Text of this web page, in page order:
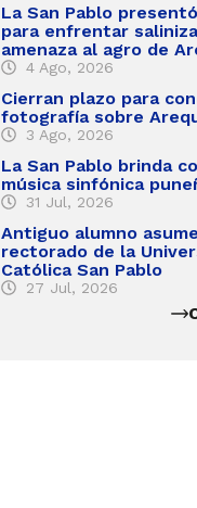
La San Pablo
para enfrentar
amenaza al agro de
4 Ago, 2026
Cierran plazo para
fotografía sobre
3 Ago, 2026
La San Pablo brinda
música sinfónica
31 Jul, 2026
Antiguo alumno
rectorado de la
Católica San Pablo
27 Jul, 2026